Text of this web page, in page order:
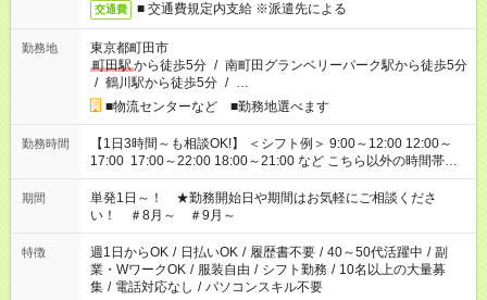
交通費 ■ 交通費規定内支給 ※派遣先による
勤務地
東京都町田市
町田駅から徒歩5分 / 南町田グランベリーパーク駅から徒歩5分
/ 鶴川駅から徒歩5分 / …
■物流センターなど ■勤務地選べます
勤務時間
【1日3時間～も相談OK!】 ＜シフト例＞ 9:00～12:00 12:00～
17:00 17:00～22:00 18:00～21:00 など こちら以外の時間帯も
お気軽にご相談ください！
期間
単発1日～！ ★勤務開始日や期間はお気軽にご相談くださ
い！ ＃8月～ ＃9月～
特徴 週1日からOK / 日払いOK / 履歴書不要 / 40～50代活躍中 / 副
業・WワークOK / 服装自由 / シフト勤務 / 10名以上の大量募
集 / 電話対応なし / パソコンスキル不要